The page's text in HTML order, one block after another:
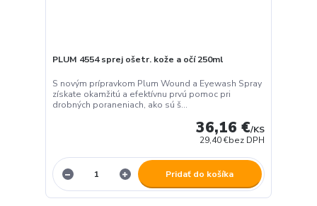
PLUM 4554 sprej ošetr. kože a očí 250ml
S novým prípravkom Plum Wound a Eyewash Spray
získate okamžitú a efektívnu prvú pomoc pri
drobných poraneniach, ako sú š...
36,16 €/KS
29,40 €bez DPH
Pridať do košíka